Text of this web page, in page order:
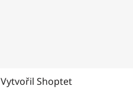
Vytvořil Shoptet